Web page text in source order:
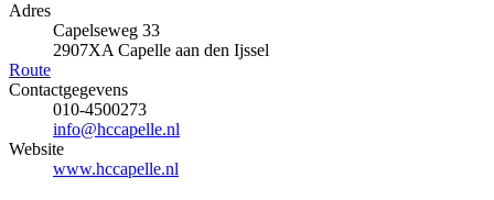
Adres
Capelseweg 33
2907XA Capelle aan den Ijssel
Route
Contactgegevens
010-4500273
info@hccapelle.nl
Website
www.hccapelle.nl